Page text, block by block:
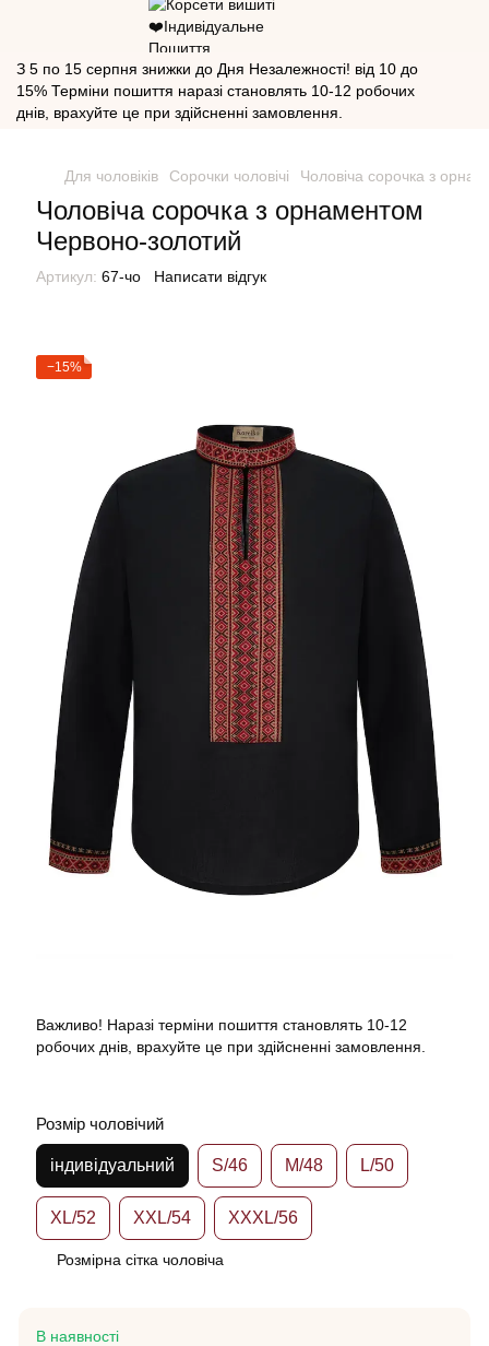
З 5 по 15 серпня знижки до Дня Незалежності! від 10 до
15% Терміни пошиття наразі становлять 10-12 робочих
днів, врахуйте це при здійсненні замовлення.
Для чоловіків Сорочки чоловічі Чоловіча сорочка з
Чоловіча сорочка з орнаментом
Червоно-золотий
Артикул: 67-чо Написати відгук
−15%
Важливо! Наразі терміни пошиття становлять 10-12
робочих днів, врахуйте це при здійсненні замовлення.
Розмір чоловічий
індивідуальний S/46 M/48 L/50
XL/52 XXL/54 XXXL/56
Розмірна сітка чоловіча
В наявності